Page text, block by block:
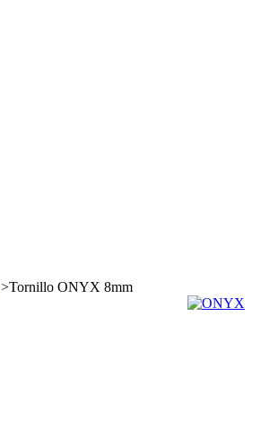
>Tornillo ONYX 8mm